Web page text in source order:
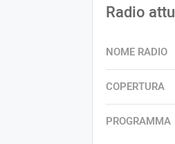
Radio
NOME RADIO
COPERTURA
PROGRAMMA